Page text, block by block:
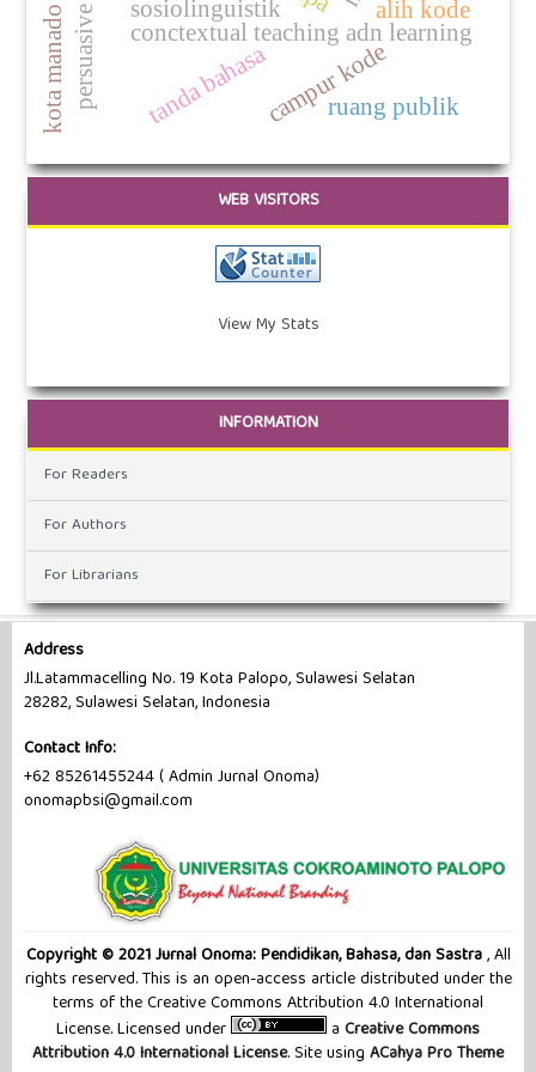
conctextual teaching adn learning
alih kode
campur kode
sosiolinguistik
tanda bahasa ruang publik
kota manado
WEB VISITORS
View My Stats
INFORMATION
For Readers
For Authors
For Librarians
Address
Jl.Latammacelling No. 19 Kota Palopo, Sulawesi Selatan
28282, Sulawesi Selatan, Indonesia
Contact Info:
+62 85261455244 ( Admin Jurnal Onoma)
onomapbsi@gmail.com
Copyright © 2021 Jurnal Onoma: Pendidikan, Bahasa, dan Sastra, All
rights reserved. This is an open-access article distributed under the
terms of the Creative Commons Attribution 4.0 International
License. Licensed under
a Creative Commons
Attribution 4.0 International License. Site using ACahya Pro Theme